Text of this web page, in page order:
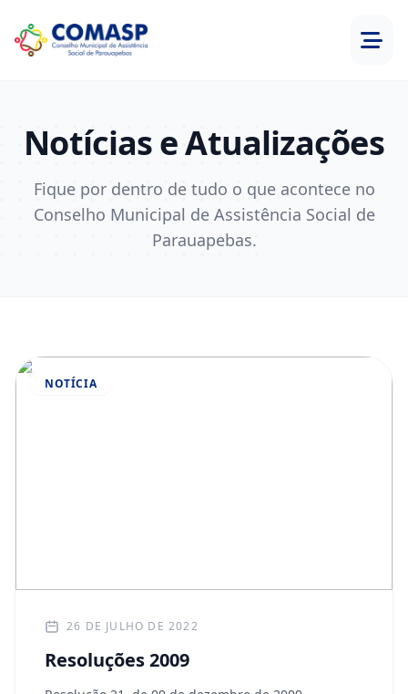
Notícias e Atualizações
Fique por dentro de tudo o que acontece no
Conselho Municipal de Assistência Social de
Parauapebas.
NOTÍCIA
26 DE JULHO DE 2022
Resoluções 2009